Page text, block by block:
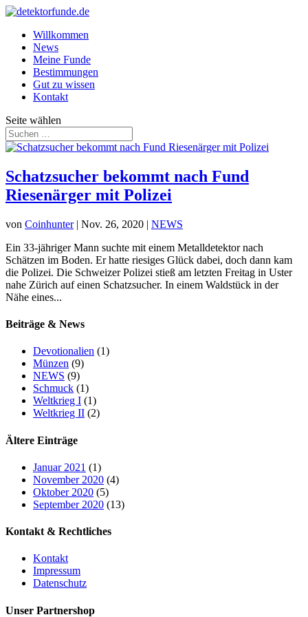
Willkommen
News
Meine Funde
Bestimmungen
Gut zu wissen
Kontakt
Seite wählen
Schatzsucher bekommt nach Fund
Riesenärger mit Polizei
von Coinhunter| Nov. 26, 2020 | NEWS
Ein 33-jähriger Mann suchte mit einem Metalldetektor nach
Schätzen im Boden. Er hatte riesiges Glück dabei, doch dann kam
die Polizei. Die Schweizer Polizei stieß am letzten Freitag in Uster
nahe Zürich auf einen Schatzsucher. In einem Waldstück in der
Nähe eines...
Beiträge & News
Devotionalien (1)
Münzen (9)
NEWS (9)
Schmuck (1)
Weltkrieg I (1)
Weltkrieg II (2)
Ältere Einträge
Januar 2021 (1)
November 2020 (4)
Oktober 2020 (5)
September 2020 (13)
Kontakt & Rechtliches
Kontakt
Impressum
Datenschutz
Unser Partnershop